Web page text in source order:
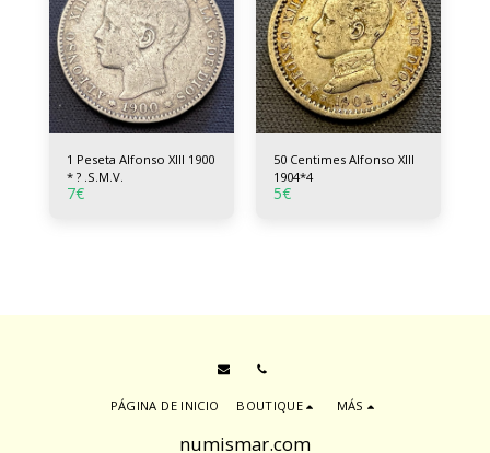
1 Peseta Alfonso XIII 1900
* ? .S.M.V.
7€
50 Centimes Alfonso XIII
1904*4
5€
numismar.com
PÁGINA DE INICIO BOUTIQUE MÁS